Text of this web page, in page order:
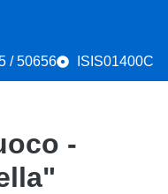
/ 50656 ISIS01400C